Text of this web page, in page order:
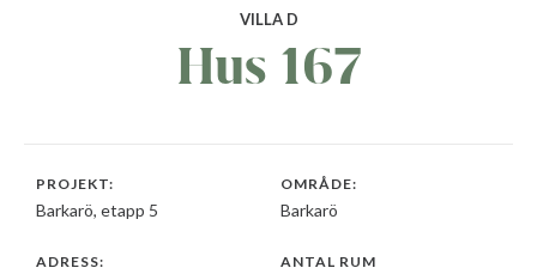
VILLA D
Hus 167
PROJEKT:
Barkarö, etapp 5
ADRESS:
OMRÅDE:
Barkarö
ANTAL RUM